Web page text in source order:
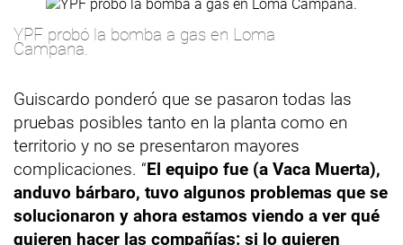
YPF probó la bomba a gas en Loma
Campana.
Guiscardo ponderó que se pasaron todas las
pruebas posibles tanto en la planta como en
territorio y no se presentaron mayores
complicaciones. “El equipo fue (a Vaca Muerta),
anduvo bárbaro, tuvo algunos problemas que se
solucionaron y ahora estamos viendo a ver qué
quieren hacer las compañías: si lo quieren